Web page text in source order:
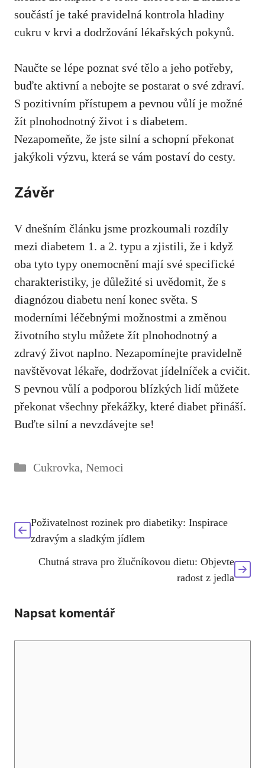
součástí je také pravidelná kontrola hladiny
cukru⁤ v krvi a⁣ dodržování lékařských pokynů.
Naučte se lépe‌ poznat své ⁢tělo a jeho potřeby,
buďte aktivní a nebojte se⁣ postarat⁣ o své zdraví.⁤
S pozitivním přístupem a ‌pevnou vůlí je možné
žít plnohodnotný život i s ⁣diabetem.
Nezapomeňte, že jste silní a schopní překonat​
jakýkoli výzvu, která ⁤se vám postaví do cesty.
Závěr
V dnešním článku jsme prozkoumali rozdíly
mezi diabetem 1. a ‌2. typu a ‌zjistili, že i‍ když
oba tyto typy onemocnění mají své specifické
⁢charakteristiky, je důležité si uvědomit, že ⁣s
diagnózou diabetu ‌není konec světa. S
moderními ⁢léčebnými⁤ možnostmi a‍ změnou
životního stylu můžete žít⁤ plnohodnotný a
zdravý⁣ život naplno. Nezapomínejte pravidelně
navštěvovat lékaře, dodržovat jídelníček a⁣ cvičit.
S ⁣pevnou vůlí⁤ a podporou blízkých lidí můžete
překonat ⁢všechny překážky, které diabet přináší.⁢
Buďte ​silní a nevzdávejte se!
Rubriky
Cukrovka, Nemoci
Poživatelnost rozinek pro diabetiky: Inspirace
zdravým a sladkým jídlem
Chutná strava pro žlučníkovou dietu: Objevte
radost z jedla
Napsat komentář